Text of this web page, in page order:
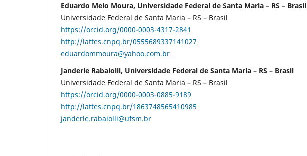
Eduardo Melo Moura, Universidade Federal de Santa Maria – RS – Brasil
Universidade Federal de Santa Maria – RS – Brasil
https://orcid.org/0000-0003-4317-2841
http://lattes.cnpq.br/0555689337141027
eduardommoura@yahoo.com.br
Janderle Rabaiolli, Universidade Federal de Santa Maria – RS – Brasil
Universidade Federal de Santa Maria – RS – Brasil
https://orcid.org/0000-0003-0885-9189
http://lattes.cnpq.br/1863748565410985
janderle.rabaiolli@ufsm.br